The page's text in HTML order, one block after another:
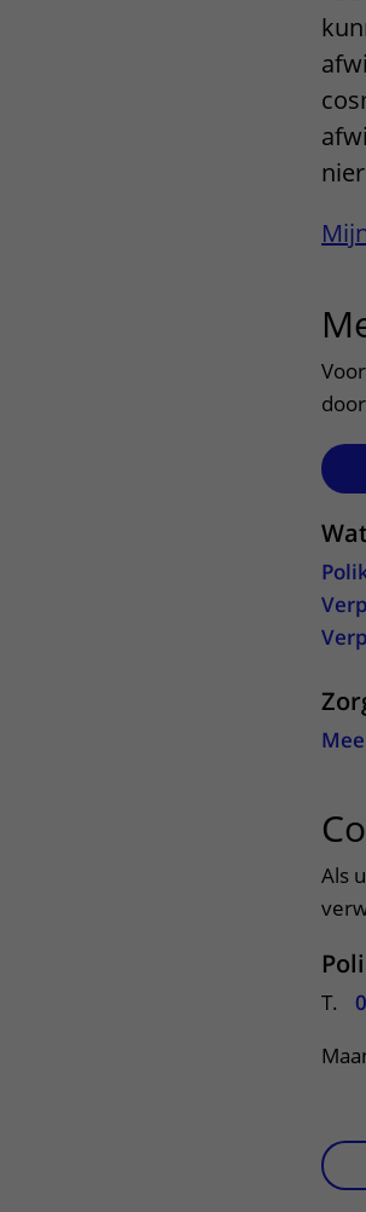
Onze
Onze
Onze faciliteiten
Als
T.